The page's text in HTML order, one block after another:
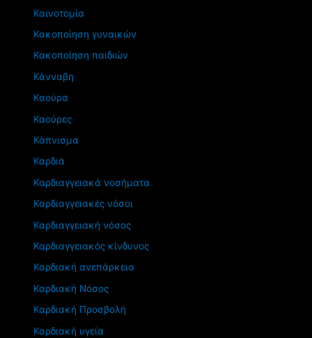
Καινοτομία
Κακοποίηση γυναικών
Κακοποίηση παιδιών
Κάνναβη
Καούρα
Καούρες
Κάπνισμα
Καρδιά
Καρδιαγγειακά νοσήματα
Καρδιαγγειακές νόσοι
Καρδιαγγειακή νόσος
Καρδιαγγειακός κίνδυνος
Καρδιακή ανεπάρκεια
Καρδιακή Νόσος
Καρδιακή Προσβολή
Καρδιακή υγεία